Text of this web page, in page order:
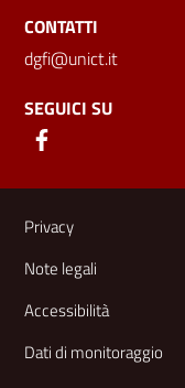
CONTATTI
dgfi@unict.it
SEGUICI SU
Link e
Privacy
Note legali
Accessibilità
Dati di monitoraggio